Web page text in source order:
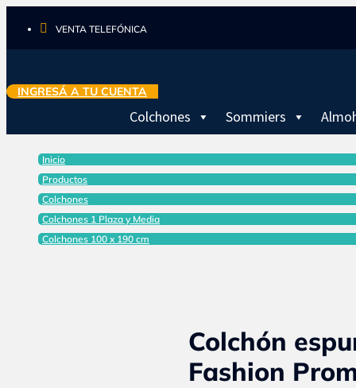
 VENTA TELEFÓNICA
INGRESÁ A TU CUENTA
Colchones Sommiers
Inicio
Productos
Colchones
Colchones 1 Plaza y Media
Colchones 100 x 190 cm
Colchón
Fashion